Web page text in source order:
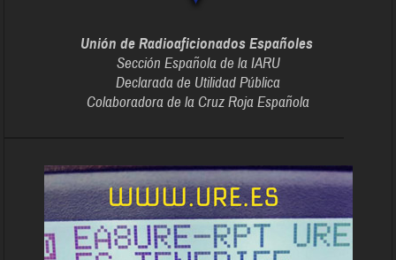
Unión de Radioaficionados Españoles
Sección Española de la IARU
Declarada de Utilidad Pública
Colaboradora de la Cruz Roja Española